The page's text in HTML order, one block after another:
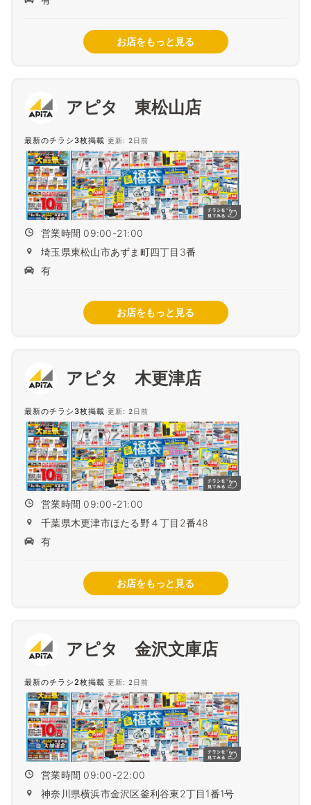
お店をもっと見る
アピタ 東松山店
最新のチラシ3枚掲載 更新: 2日前
営業時間 09:00-21:00
埼玉県東松山市あずま町四丁目3番
有
お店をもっと見る
アピタ 木更津店
最新のチラシ3枚掲載 更新: 2日前
営業時間 09:00-21:00
千葉県木更津市ほたる野４丁目2番48
有
お店をもっと見る
アピタ 金沢文庫店
最新のチラシ2枚掲載 更新: 2日前
営業時間 09:00-22:00
神奈川県横浜市金沢区釜利谷東2丁目1番1号